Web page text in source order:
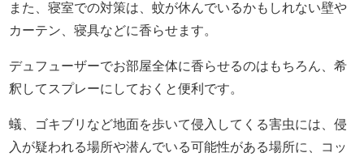
また、寝室での対策は、蚊が休んでいるかもしれない壁や
カーテン、寝具などに香らせます。
デュフューザーでお部屋全体に香らせるのはもちろん、希
釈してスプレーにしておくと便利です。
蟻、ゴキブリなど地面を歩いて侵入してくる害虫には、侵
入が疑われる場所や潜んでいる可能性がある場所に、コッ